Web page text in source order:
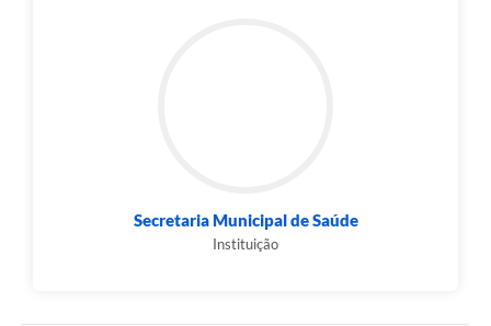
Secretaria Municipal de Saúde
Instituição